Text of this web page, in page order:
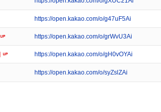
https://open.kakao.com/o/g47uF5Ai
https://open.kakao.com/o/grWvU3Ai
https://open.kakao.com/o/gH0vOYAi
https://open.kakao.com/o/syZslZAi